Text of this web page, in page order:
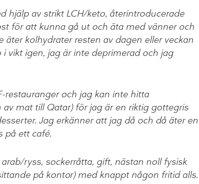
hjälp av strikt LCH/keto, återintroducerade
för att kunna gå ut och äta med vänner och
kolhydrater resten av dagen eller veckan
vikt igen, jag är inte deprimerad och jag
restauranger och jag kan inte hitta
mat till Qatar) för jag är en riktig gottegris
Jag erkänner att jag då och då äter en
på ett café.
ryss, sockerråtta, gift, nästan noll fysisk
på kontor) med knappt någon fritid alls.